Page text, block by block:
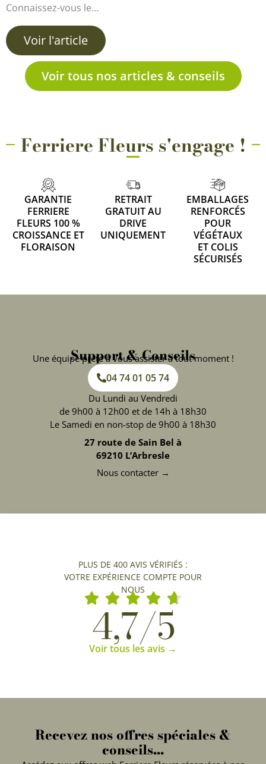
Connaissez-vous le…
Voir l'article
Voir tous nos articles & conseils
Ferriere Fleurs s'engage !
GARANTIE
FERRIERE
FLEURS 100 %
CROISSANCE ET
FLORAISON
RETRAIT
GRATUIT AU
DRIVE
UNIQUEMENT
EMBALLAGES
RENFORCÉS
POUR
VÉGÉTAUX
ET COLIS
SÉCURISÉS
Support & Conseils
Une équipe prête à vous assister à tout moment !
04 74 01 05 74
Du Lundi au Vendredi
de 9h00 à 12h00 et de 14h à 18h30
Le Samedi en non-stop de 9h00 à 18h30
27 route de Sain Bel à
69210 L’Arbresle
Nous contacter →
PLUS DE 400 AVIS VÉRIFIÉS :
VOTRE EXPÉRIENCE COMPTE POUR
NOUS
4,7/5
Voir tous les avis →
Recevez nos offres spéciales &
conseils...